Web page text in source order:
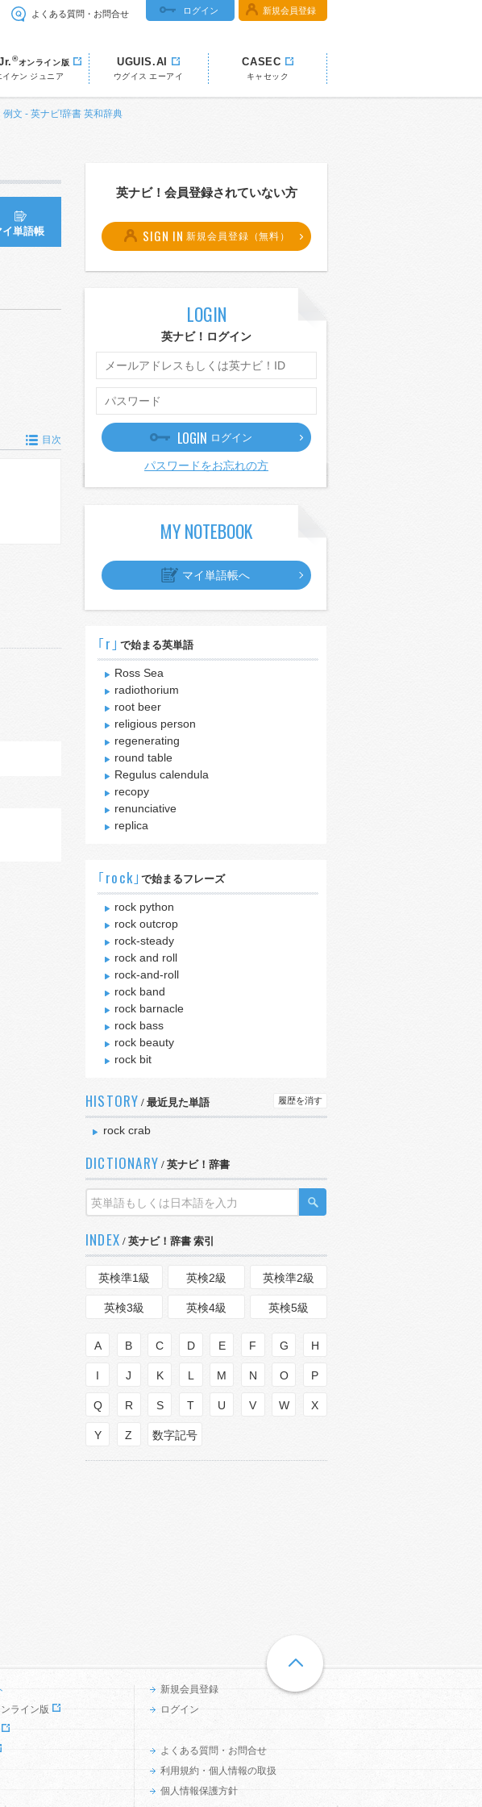
よくある質問・お問合せ ログイン 新規会員登録
®オンライン版
イケン ジュニア
UGUIS.AI
ウグイス エーアイ
CASEC
キャセック
例文 - 英ナビ!辞書 英和辞典
イ単語帳
目次
英ナビ！会員登録されていない方
SIGN IN 新規会員登録（無料）
LOGIN
英ナビ！ログイン
LOGIN ログイン
パスワードをお忘れの方
MY NOTEBOOK
マイ単語帳へ
｢r｣ で始まる英単語
Ross Sea
radiothorium
root beer
religious person
regenerating
round table
Regulus calendula
recopy
renunciative
replica
｢rock｣で始まるフレーズ
rock python
rock outcrop
rock-steady
rock and roll
rock-and-roll
rock band
rock barnacle
rock bass
rock beauty
rock bit
HISTORY / 最近見た単語 履歴を消す
rock crab
DICTIONARY / 英ナビ！辞書
INDEX / 英ナビ！辞書 索引
英検準1級 英検2級 英検準2級
英検3級 英検4級 英検5級
A B C D E F G H
I J K L M N O P
Q R S T U V W X
Y Z 数字記号
ライン版
新規会員登録
ログイン
よくある質問・お問合せ
利用規約・個人情報の取扱
個人情報保護方針